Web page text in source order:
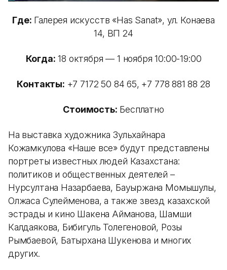
Где: Галерея искусств «Has Sanat», ул. Конаева
14, ВП 24
Когда: 18 октября — 1 ноября 10:00-19:00
Контакты: +7 7172 50 84 65, +7 778 881 88 28
Стоимость: Бесплатно
На выставка художника Зульхайнара
Кожамкулова «Наше все» будут представлены
портреты известных людей Казахстана:
политиков и общественных деятелей –
Нурсултана Назарбаева, Бауыржана Момышулы,
Олжаса Сулейменова, а также звезд казахской
эстрады и кино Шакена Айманова, Шамши
Калдаякова, Бибигуль Толегеновой, Розы
Рымбаевой, Батырхана Шукенова и многих
других.